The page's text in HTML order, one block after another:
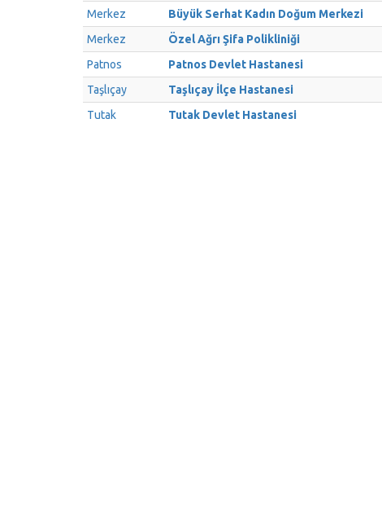
Merkez
Büyük Serhat Kadın Doğum Merkezi
Merkez
Özel Ağrı Şifa Polikliniği
Patnos
Patnos Devlet Hastanesi
Taşlıçay
Taşlıçay İlçe Hastanesi
Tutak
Tutak Devlet Hastanesi